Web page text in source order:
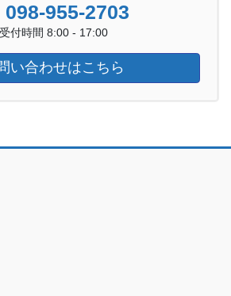
098-955-2703
受付時間 8:00 - 17:00
い合わせはこちら